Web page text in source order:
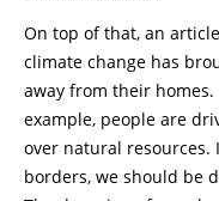
On top of that, an
climate change has
away from their
example, people are
over natural
borders, we should be